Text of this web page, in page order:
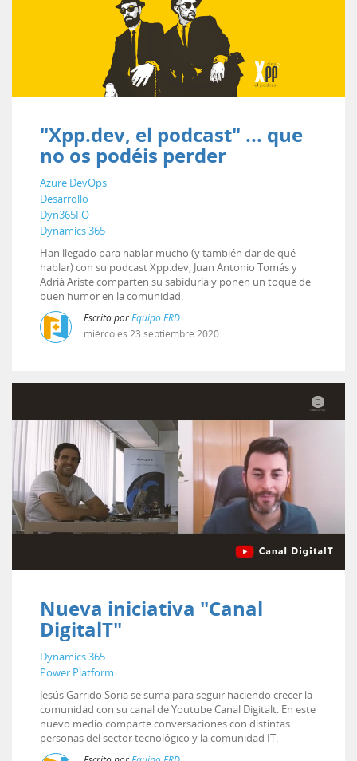
"Xpp.dev, el podcast" ... que
no os podéis perder
Azure DevOps
Desarrollo
Dyn365FO
Dynamics 365
Han llegado para hablar mucho (y también dar de qué
hablar) con su podcast Xpp.dev, Juan Antonio Tomás y
Adrià Ariste comparten su sabiduría y ponen un toque de
buen humor en la comunidad.
Escrito porEquipo ERD
miércoles 23 septiembre 2020
Nueva iniciativa "Canal
DigitalT"
Dynamics 365
Power Platform
Jesús Garrido Soria se suma para seguir haciendo crecer la
comunidad con su canal de Youtube Canal Digitalt. En este
nuevo medio comparte conversaciones con distintas
personas del sector tecnológico y la comunidad IT.